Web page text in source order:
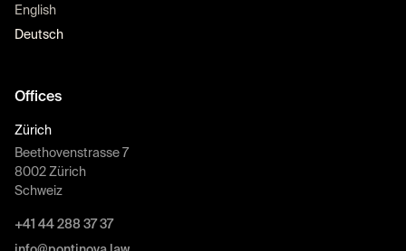
English
Deutsch
Offices
Zürich
Beethovenstrasse 7
8002 Zürich
Schweiz
+41 44 288 37 37